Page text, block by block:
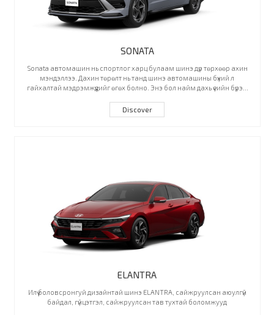
SONATA
Sonata автомашин нь спортлог харц булаам шинэ дүр төрхөөр ахин
мэндэллээ. Дахин төрөлт нь танд шинэ автомашины бүхий л
гайхалтай мэдрэмжүүдийг өгөх болно. Энэ бол найм дахь үеийн бүрэн
Discover
ELANTRA
Илүү боловсронгуй дизайнтай шинэ ELANTRA, сайжруулсан аюулгүй
байдал, гүйцэтгэл, сайжруулсан тав тухтай боломжууд